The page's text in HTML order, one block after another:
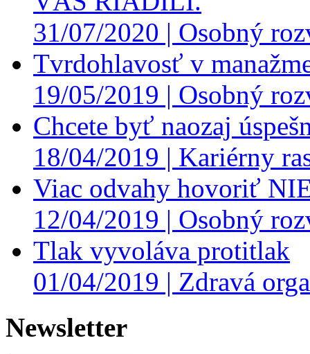
31/07/2020 | Osobný
Tvrdohlavosť v
19/05/2019 | Osobný
Chcete byť naozaj
18/04/2019 | Kariérny
Viac odvahy hovoriť
12/04/2019 | Osobný
Tlak vyvoláva protitlak
01/04/2019 | Zdravá
Newsletter